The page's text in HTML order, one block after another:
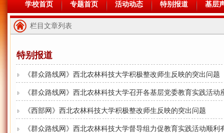
学校首页 专题首页 活动动态 特别报道 基层
栏目文章列表
特别报道
《群众路线网》西北农林科技大学积极整改师生反映的突出问题
《群众路线网》西北农林科技大学召开各基层党委教育实践活动
《西部网》西北农林科技大学积极整改师生反映的突出问题
《群众路线网》西北农林科技大学督导组力促教育实践活动顺利